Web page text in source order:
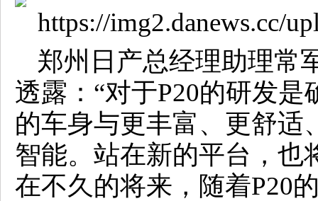
郑州日产总经理助理常
透露：“对于P20的研发
的车身与更丰富、更舒适
智能。站在新的平台，也
在不久的将来，随着P20